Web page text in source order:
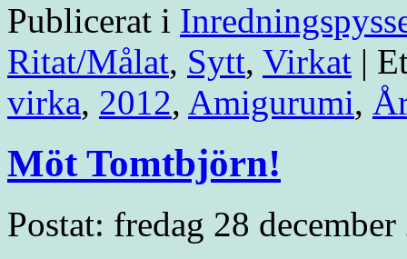
Publicerat i
Ritat/Målat, Sytt, Virkat |
virka, 2012, Amigurumi,
Möt Tomtbjörn!
Postat: fredag 28